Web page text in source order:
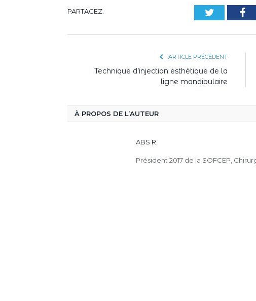
PARTAGEZ. Twitter
ARTICLE PRÉCÉDENT
Technique d’injection esthétique de la
ligne mandibulaire
À PROPOS DE L’AUTEUR
ABS R.
Président 2017 de la SOFCEP,